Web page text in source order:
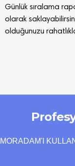
Günlük sıralama
olarak
olduğunuzu
MORADAM'I